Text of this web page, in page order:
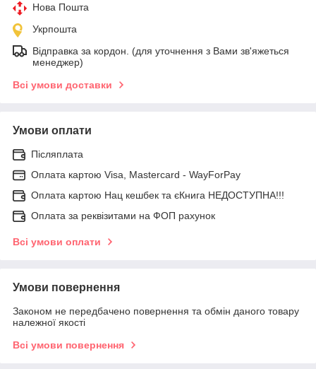
Нова Пошта
Укрпошта
Відправка за кордон. (для уточнення з Вами зв'яжеться
менеджер)
Всі умови доставки
Умови оплати
Післяплата
Оплата картою Visa, Mastercard - WayForPay
Оплата картою Нац кешбек та єКнига НЕДОСТУПНА!!!
Оплата за реквізитами на ФОП рахунок
Всі умови оплати
Умови повернення
Законом не передбачено повернення та обмін даного товару
належної якості
Всі умови повернення